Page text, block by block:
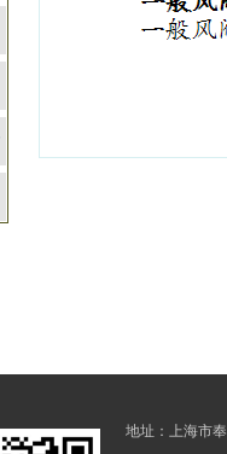
地址：上海市